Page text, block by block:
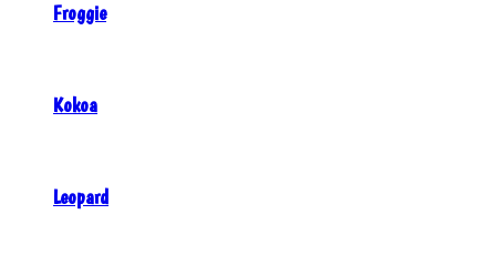
Froggie
Kokoa
Leopard